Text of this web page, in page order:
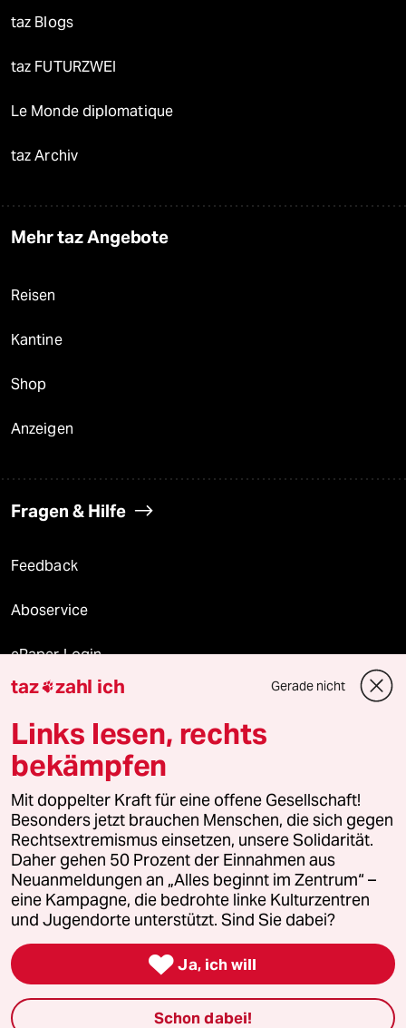
taz Blogs
taz FUTURZWEI
Le Monde diplomatique
taz Archiv
Mehr taz Angebote
Reisen
Kantine
Shop
Anzeigen
Fragen & Hilfe
Feedback
Aboservice
ePaper Login
Downloads für Abonnierende
© 2026 taz Verlags und Vertriebs GmbH
Alle Rechte vorbehalten. Bei rechtlichen Fragen oder für Genehmigungen
wenden Sie sich bitte an
lizenzen@taz.de
Feedback Redaktionsstatut Kommune-Richtlinien
Leitlinie Informant Datenschutz Impressum AGB
Seitenwende Einwilligungen widerrufen (Ads)
taz zahl ich Gerade nicht
Links lesen, rechts
bekämpfen
Mit doppelter Kraft für eine offene Gesellschaft!
Besonders jetzt brauchen Menschen, die sich gegen
Rechtsextremismus einsetzen, unsere Solidarität.
Daher gehen 50 Prozent der Einnahmen aus
Neuanmeldungen an „Alles beginnt im Zentrum“ –
eine Kampagne, die bedrohte linke Kulturzentren
und Jugendorte unterstützt. Sind Sie dabei?
 Ja, ich will
Schon dabei!